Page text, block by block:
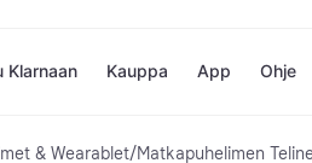
Klarnaan Kauppa
Kaupat
App Ohje
& Wearablet/Matkapuhelimen